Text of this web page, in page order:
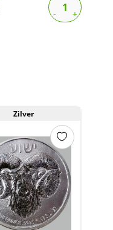
Zilver